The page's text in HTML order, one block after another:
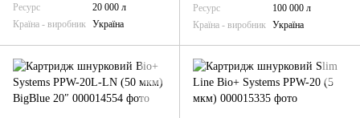
Ресурс
20 000 л
Країна - виробник
Україна
Ресурс
100 000 л
Країна - виробник
Україна